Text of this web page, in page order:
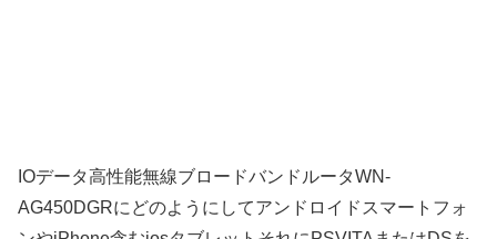
IOデータ高性能無線ブロードバンドルータWN-
AG450DGRにどのようにしてアンドロイドスマートフォ